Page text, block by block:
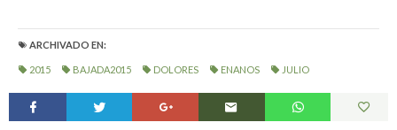
ARCHIVADO EN:
2015 BAJADA2015 DOLORES ENANOS JULIO